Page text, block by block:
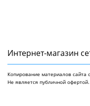
Интернет-магазин
Копирование материалов сайта
Не является публичной офертой.